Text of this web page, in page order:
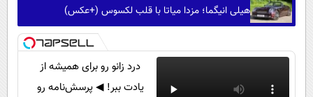
هیلی انیگما؛ مزدا میاتا با قلب لکسوس (+عکس)
درد زانو رو برای همیشه از
یادت ببر! ◀ پرسش‌نامه رو